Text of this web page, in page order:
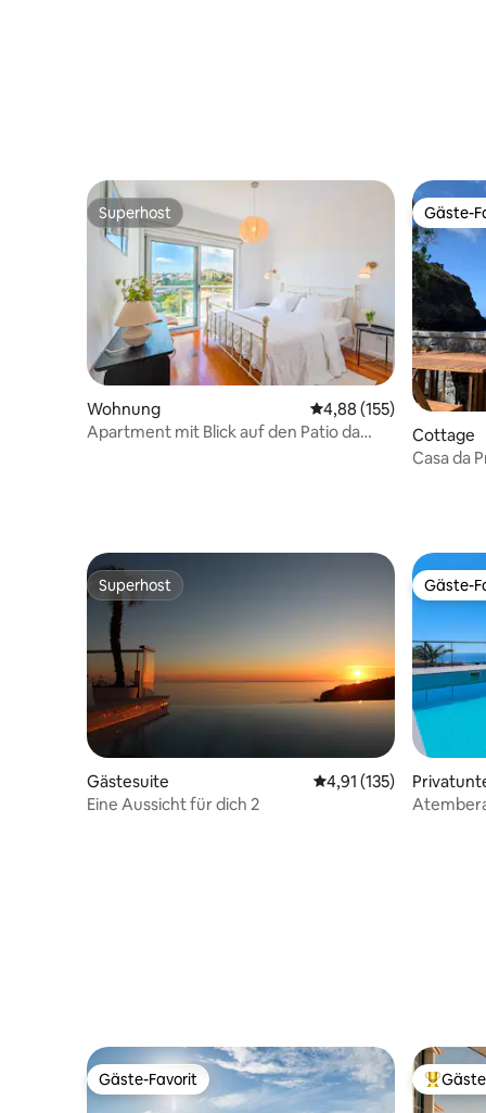
Superhost
Superhost
Wohnung Durchschnittliche
4,88 (155)
Apartment mit Blick auf den Patio da
Gäste-
Gäste-
Cottage
Casa da
Superhost
Superhost
Gästesuite Durchschnittliche
4,91 (135)
Eine Aussicht für dich 2
Gäste-
Gäste-
Gäste-Favorit
Gäste-Favorit